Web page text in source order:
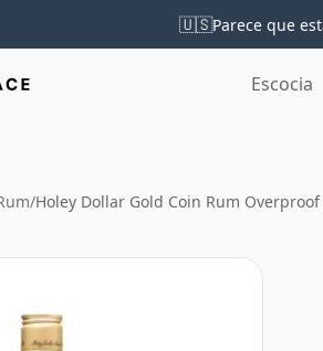
🇺🇸Parece que
Escocia
/Holey Dollar Gold Coin Rum Overproof